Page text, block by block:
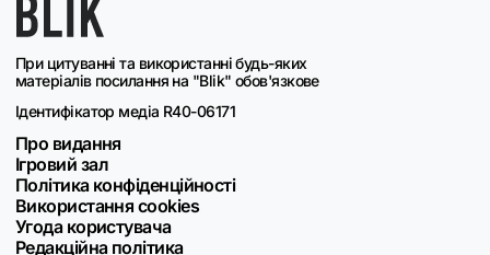
При цитуванні та використанні будь-яких
матеріалів посилання на "Blik" обов'язкове
Ідентифікатор медіа R40-06171
Про видання
Ігровий зал
Політика конфіденційності
Використання cookies
Угода користувача
Редакційна політика